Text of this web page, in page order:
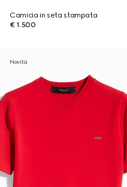
Camicia in seta stampata
€ 1.500
Novità